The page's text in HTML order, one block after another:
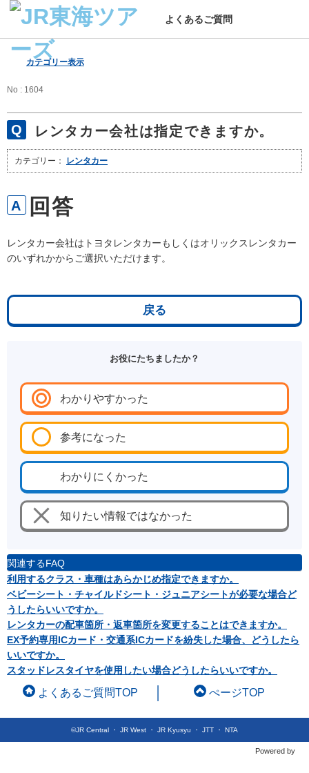
よくあるご質問
カテゴリー表示
No : 1604
レンタカー会社は指定できますか。
カテゴリー： レンタカー
レンタカー会社はトヨタレンタカーもしくはオリックスレンタカー
のいずれかからご選択いただけます。
戻る
お役にたちましたか？
わかりやすかった
参考になった
わかりにくかった
知りたい情報ではなかった
関連するFAQ
利用するクラス・車種はあらかじめ指定できますか。
ベビーシート・チャイルドシート・ジュニアシートが必要な場合ど
うしたらいいですか。
レンタカーの配車箇所・返車箇所を変更することはできますか。
EX予約専用ICカード・交通系ICカードを紛失した場合、どうしたら
いいですか。
スタッドレスタイヤを使用したい場合どうしたらいいですか。
©JR Central ・ JR West ・ JR Kyusyu ・ JTT ・ NTA
Powered by
よくあるご質問TOP ぺージTOP